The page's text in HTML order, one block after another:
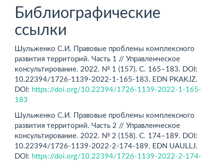
Библиографические
ссылки
Шульженко С.И. Правовые проблемы комплексного
развития территорий. Часть 1 // Управленческое
консультирование. 2022. № 1 (157). С. 165–183. DOI:
10.22394/1726-1139-2022-1-165-183. EDN PKAKJZ.
DOI: https://doi.org/10.22394/1726-1139-2022-1-165-
183
Шульженко С.И. Правовые проблемы комплексного
развития территорий. Часть 2 // Управленческое
консультирование. 2022. № 2 (158). С. 174–189. DOI:
10.22394/1726-1139-2022-2-174-189. EDN UAULLJ.
DOI: https://doi.org/10.22394/1726-1139-2022-2-174-